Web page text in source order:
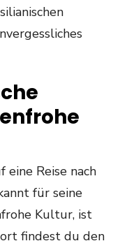
Reise nach
für seine
Kultur, ist
findest du den